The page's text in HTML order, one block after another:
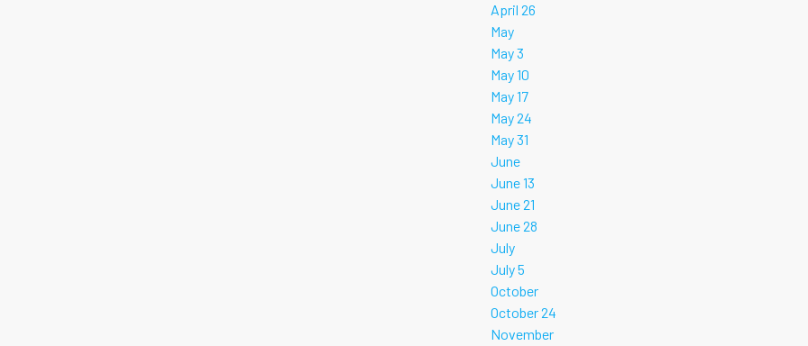
April 26
May
May 3
May 10
May 17
May 24
May 31
June
June 13
June 21
June 28
July
July 5
October
October 24
November